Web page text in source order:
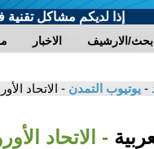
إذا لديكم مشاكل تقنية
الاخبار بحث/الارشيف
- يوتيوب التمدن - الاتحاد
- الاتحاد